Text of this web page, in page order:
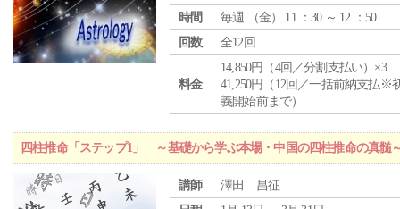
時間
毎週 （金） 11 ：30 ～ 12 ：50
回数
全12回
料金
14,850円（4回／分割支払い）×3
41,250円（12回／一括前納支払※
義開始前まで）
四柱推命「ステップ1」 ～基礎から学ぶ本場・中国の四柱推命の真髄
講師
澤田 昌征